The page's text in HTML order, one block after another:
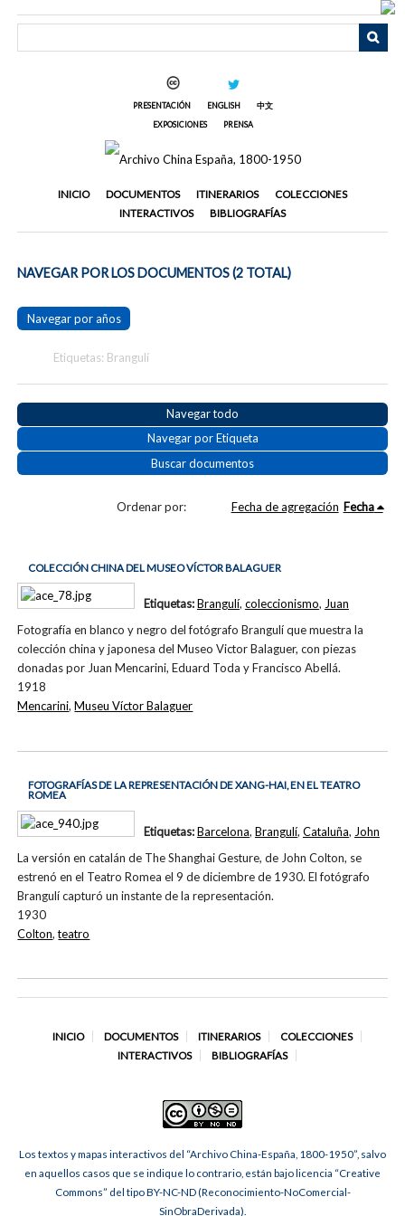
PRESENTACIÓN ENGLISH
中文
EXPOSICIONES
PRENSA
INICIO DOCUMENTOS ITINERARIOS
COLECCIONES
INTERACTIVOS
BIBLIOGRAFÍAS
NAVEGAR POR LOS DOCUMENTOS (2 TOTAL)
Navegar por años
Etiquetas: Brangulí
Navegar todo
Navegar por Etiqueta
Buscar documentos
Ordenar por: Fecha de agregación Fecha
COLECCIÓN CHINA DEL MUSEO VÍCTOR BALAGUER
Fotografía en blanco y negro del fotógrafo Brangulí que muestra la
colección china y japonesa del Museo Victor Balaguer, con piezas
donadas por Juan Mencarini, Eduard Toda y Francisco Abellá.
1918
Etiquetas:Brangulí, coleccionismo, Juan
Mencarini,Museu Víctor Balaguer
FOTOGRAFÍAS DE LA REPRESENTACIÓN DE XANG-HAI, EN EL TEATRO
ROMEA
La versión en catalán de The Shanghai Gesture, de John Colton, se
estrenó en el Teatro Romea el 9 de diciembre de 1930. El fotógrafo
Brangulí capturó un instante de la representación.
1930
Etiquetas:Barcelona, Brangulí, Cataluña, John
Colton,teatro
INICIO DOCUMENTOS ITINERARIOS
COLECCIONES
INTERACTIVOS
BIBLIOGRAFÍAS
Los textos y mapas interactivos del “Archivo China-España, 1800-1950”, salvo
en aquellos casos que se indique lo contrario, están bajo licencia “Creative
Commons” del tipo BY-NC-ND (Reconocimiento-NoComercial-
SinObraDerivada).